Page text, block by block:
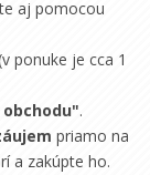
aj pomocou
ponuke je cca 1
.
priamo na
a zakúpte ho.